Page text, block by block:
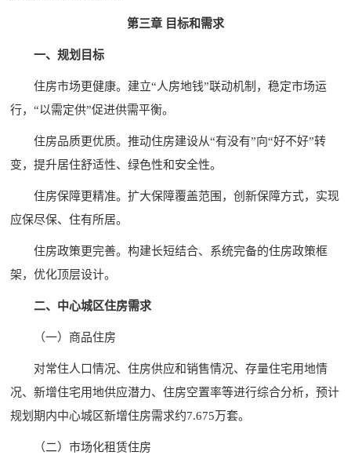
第三章 目标和需求
一、规划目标
住房市场更健康。建立“人房地钱”联动机制，稳定市场运
行，“以需定供”促进供需平衡。
住房品质更优质。推动住房建设从“有没有”向“好不好”转
变，提升居住舒适性、绿色性和安全性。
住房保障更精准。扩大保障覆盖范围，创新保障方式，实现
应保尽保、住有所居。
住房政策更完善。构建长短结合、系统完备的住房政策框
架，优化顶层设计。
二、中心城区住房需求
（一）商品住房
对常住人口情况、住房供应和销售情况、存量住宅用地情
况、新增住宅用地供应潜力、住房空置率等进行综合分析，预计
规划期内中心城区新增住房需求约7.675万套。
（二）市场化租赁住房